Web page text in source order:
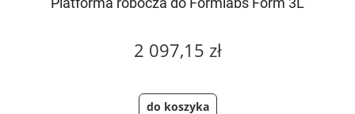
2 097,15 zł
do koszyka